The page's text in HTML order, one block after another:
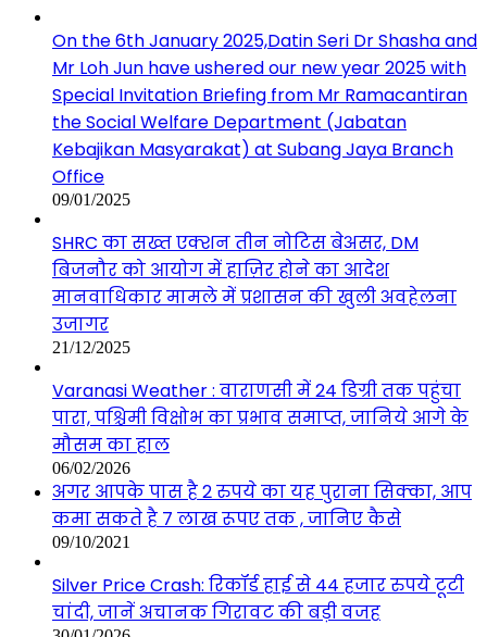
On the 6th January 2025,Datin Seri Dr Shasha and
Mr Loh Jun have ushered our new year 2025 with
Special Invitation Briefing from Mr Ramacantiran
the Social Welfare Department (Jabatan
Kebajikan Masyarakat) at Subang Jaya Branch
Office
09/01/2025
SHRC का सख्त एक्शन तीन नोटिस बेअसर, DM
बिजनौर को आयोग में हाज़िर होने का आदेश
मानवाधिकार मामले में प्रशासन की खुली अवहेलना
उजागर
21/12/2025
Varanasi Weather : वाराणसी में 24 डिग्री तक पहुंचा
पारा, पश्चिमी विक्षोभ का प्रभाव समाप्त, जानिये आगे के
मौसम का हाल
06/02/2026
अगर आपके पास है 2 रुपये का यह पुराना सिक्का, आप
कमा सकते है 7 लाख रूपए तक , जानिए कैसे
09/10/2021
Silver Price Crash: रिकॉर्ड हाई से 44 हजार रुपये टूटी
चांदी, जानें अचानक गिरावट की बड़ी वजह